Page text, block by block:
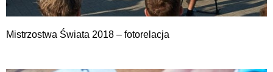
Mistrzostwa Świata 2018 – fotorelacja